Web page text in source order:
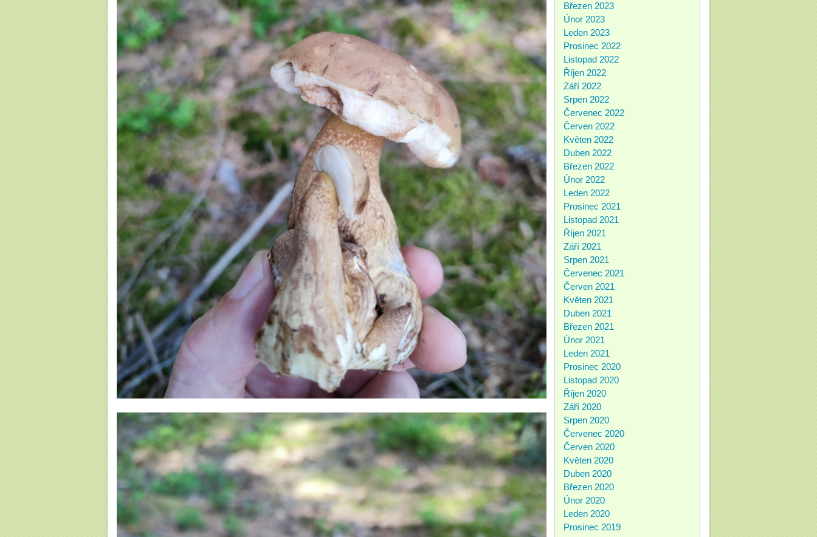
Březen 2023
Únor 2023
Leden 2023
Prosinec 2022
Listopad 2022
Říjen 2022
Září 2022
Srpen 2022
Červenec 2022
Červen 2022
Květen 2022
Duben 2022
Březen 2022
Únor 2022
Leden 2022
Prosinec 2021
Listopad 2021
Říjen 2021
Září 2021
Srpen 2021
Červenec 2021
Červen 2021
Květen 2021
Duben 2021
Březen 2021
Únor 2021
Leden 2021
Prosinec 2020
Listopad 2020
Říjen 2020
Září 2020
Srpen 2020
Červenec 2020
Červen 2020
Květen 2020
Duben 2020
Březen 2020
Únor 2020
Leden 2020
Prosinec 2019